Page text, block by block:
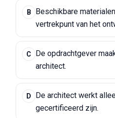
B
Beschikbare
vertrekpunt van het
C
De opdrachtgever
architect.
D
De architect werkt
gecertificeerd zijn.